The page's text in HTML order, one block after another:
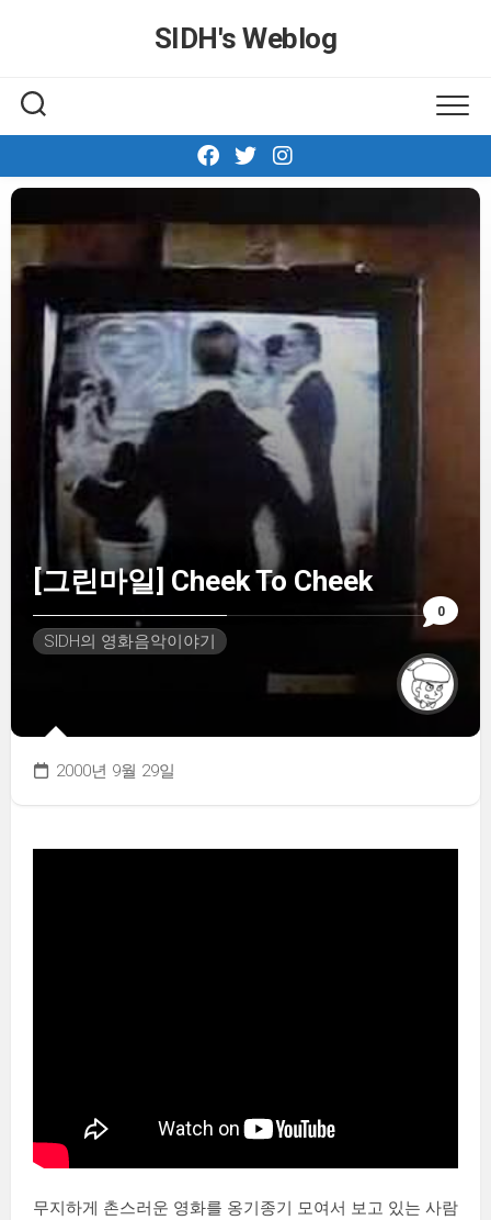
SIDH′s Weblog
0
[그린마일] Cheek To Cheek
SIDH의 영화음악이야기
2000년 9월 29일
무지하게 촌스러운 영화를 옹기종기 모여서 보고 있는 사람